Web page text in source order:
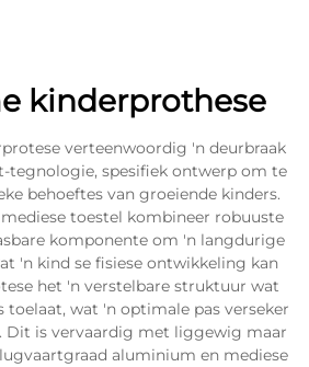
kinderprothese
verteenwoordig 'n deurbraak
tegnologie, spesifiek ontwerp om te
behoeftes van groeiende kinders.
toestel kombineer robuuste
komponente om 'n langdurige
'n kind se fisiese ontwikkeling kan
het 'n verstelbare struktuur wat
toelaat, wat 'n optimale pas verseker
Dit is vervaardig met liggewig maar
aluminium en mediese